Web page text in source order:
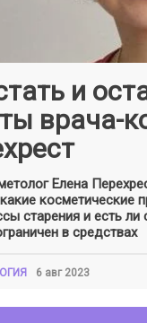
и
врача-
Елена
косметические
старения и есть
в средствах
6 авг 2023